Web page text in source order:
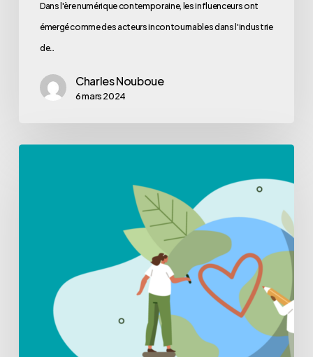
Dans l'ère numérique contemporaine, les influenceurs ont
émergé comme des acteurs incontournables dans l'industrie
de…
Charles Nouboue
6 mars 2024